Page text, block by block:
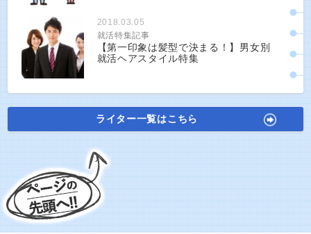
2018.03.05
就活特集記事
【第一印象は髪型で決まる！】男女別
就活ヘアスタイル特集
ライター一覧はこちら